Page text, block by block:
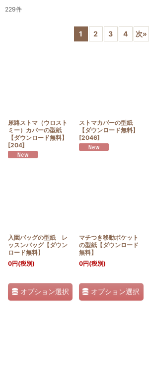
サブカテゴリ
229件
1 2 3 4 次»
尿路ストマ（ウロスト
ミー）カバーの型紙
【ダウンロード無料】
[204]
ストマカバーの型紙
【ダウンロード無料】
[2046]
入園バッグの型紙 レ
ッスンバッグ【ダウン
ロード無料】
0円(税別)
オプション選択
マチつき移動ポケット
の型紙【ダウンロード
無料】
0円(税別)
オプション選択